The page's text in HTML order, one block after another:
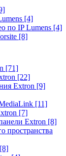
[4]
по IP Lumens [4]
[8]
[71]
[22]
Extron [9]
[11]
[7]
Extron [8]
пространства
[8]